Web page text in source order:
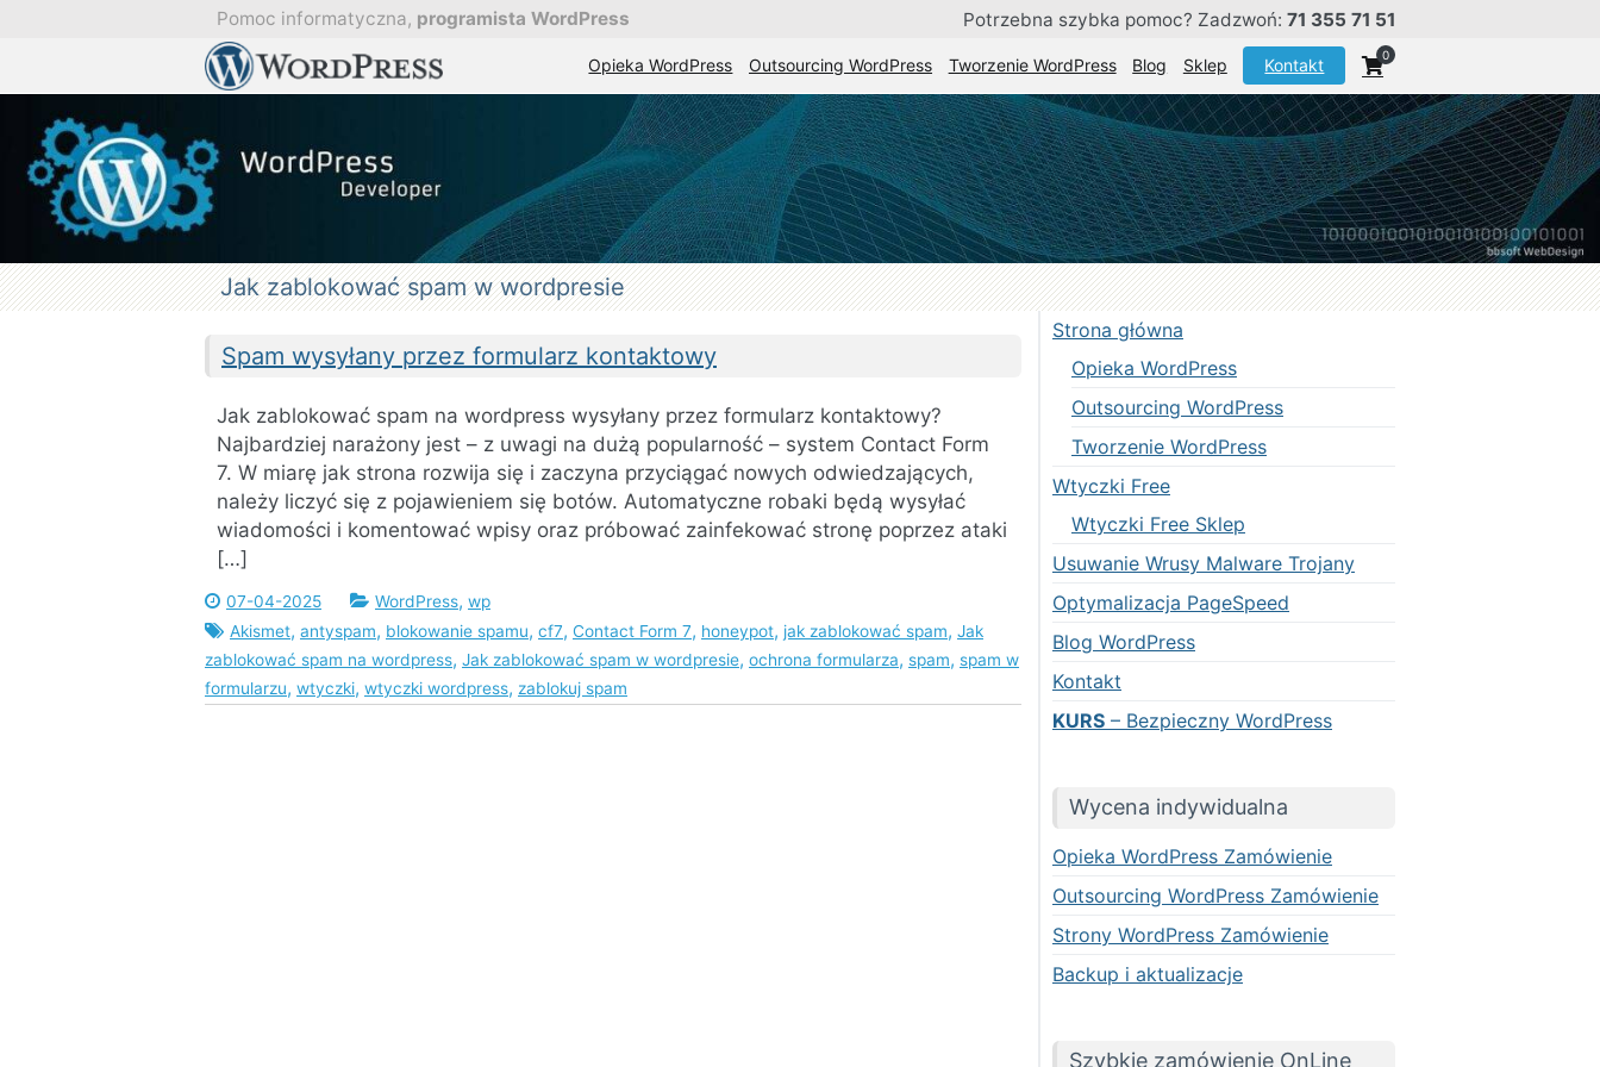
Pomoc informatyczna, programista WordPress Potrzebna szybka pomoc? Zadzwoń: 71 355 71 51
w
Aktualizacja
optymalizacja
stron.
Profesjonalna pomoc i stała obsługa stron WordPress
Opieka WordPress Outsourcing WordPress Tworzenie WordPress Blog Sklep Kontakt 0
Jak zablokować spam w wordpresie
Spam wysyłany przez formularz kontaktowy
Jak zablokować spam na wordpress wysyłany przez formularz kontaktowy?
Najbardziej narażony jest – z uwagi na dużą popularność – system Contact Form
7. W miarę jak strona rozwija się i zaczyna przyciągać nowych odwiedzających,
należy liczyć się z pojawieniem się botów. Automatyczne robaki będą wysyłać
wiadomości i komentować wpisy oraz próbować zainfekować stronę poprzez ataki
[…]
07-04-2025 WordPress, wp
Akismet, antyspam, blokowanie spamu, cf7, Contact Form 7, honeypot, jak zablokować spam, Jak
zablokować spam na wordpress, Jak zablokować spam w wordpresie, ochrona formularza, spam, spam w
formularzu, wtyczki, wtyczki wordpress, zablokuj spam
Strona główna
Opieka WordPress
Outsourcing WordPress
Tworzenie WordPress
Wtyczki Free
Wtyczki Free Sklep
Usuwanie Wrusy Malware Trojany
Optymalizacja PageSpeed
Blog WordPress
Kontakt
KURS – Bezpieczny WordPress
Wycena indywidualna
Opieka WordPress Zamówienie
Outsourcing WordPress Zamówienie
Strony WordPress Zamówienie
Backup i aktualizacje
Szybkie zamówienie OnLine